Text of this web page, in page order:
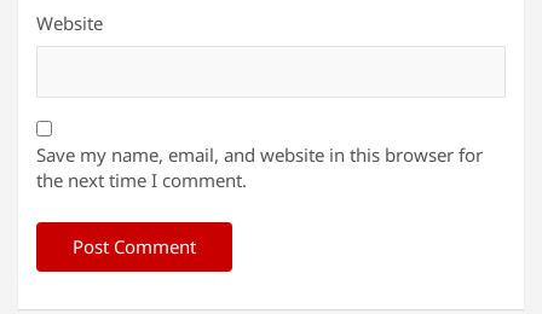
Website
Save my name, email, and website in this browser for
the next time I comment.